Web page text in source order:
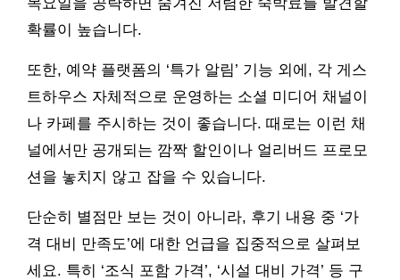
확률이 높습니다.
또한, 예약 플랫폼의 ‘특가 알림’ 기능 외에, 각 게스
트하우스 자체적으로 운영하는 소셜 미디어 채널이
나 카페를 주시하는 것이 좋습니다. 때로는 이런 채
널에서만 공개되는 깜짝 할인이나 얼리버드 프로모
션을 놓치지 않고 잡을 수 있습니다.
단순히 별점만 보는 것이 아니라, 후기 내용 중 ‘가
격 대비 만족도’에 대한 언급을 집중적으로 살펴보
세요. 특히 ‘조식 포함 가격’, ‘시설 대비 가격’ 등 구